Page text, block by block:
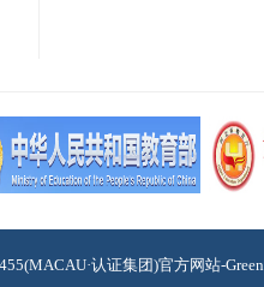
认证集团)官方网站-